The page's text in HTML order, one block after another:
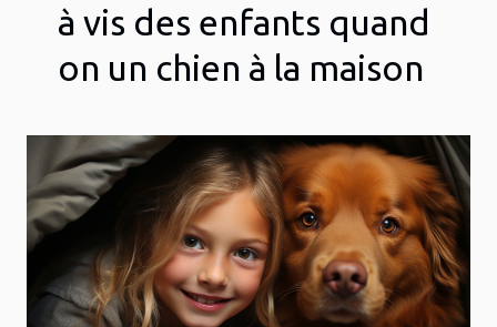
à vis des enfants quand
on un chien à la maison